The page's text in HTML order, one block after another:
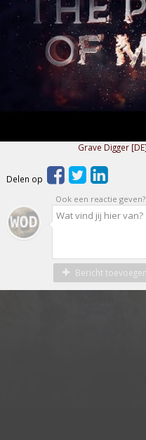
Grave Digger [DE]
Delen op
Ook een reactie geven?
Bericht toevoegen